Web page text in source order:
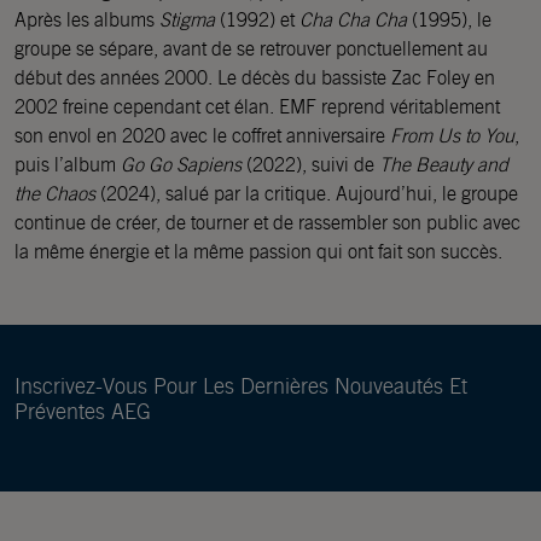
Après les albums Stigma(1992) etCha Cha Cha(1995), le
groupe se sépare, avant de se retrouver ponctuellement au
début des années 2000. Le décès du bassiste Zac Foley en
2002 freine cependant cet élan. EMF reprend véritablement
son envol en 2020 avec le coffret anniversaire From Us to You,
puis l’album Go Go Sapiens(2022), suivi de The Beauty and
the Chaos(2024), salué par la critique. Aujourd’hui, le groupe
continue de créer, de tourner et de rassembler son public avec
la même énergie et la même passion qui ont fait son succès.
Inscrivez-Vous Pour Les Dernières Nouveautés Et
Préventes AEG